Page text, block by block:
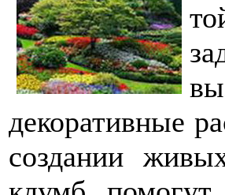
декоративные
создании